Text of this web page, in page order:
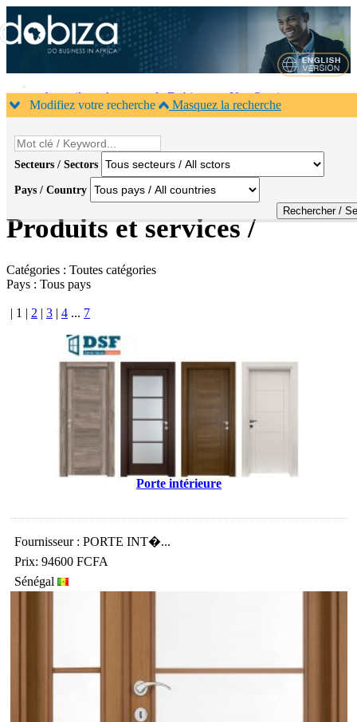
Accueil A propos de Dobiza
Nos Services
Agenda B2B
Contacts
Modifiez votre recherche Masquez la recherche
Secteurs / Sectors
Pays / Country
Produits et services /
Catégories : Toutes catégories
Pays : Tous pays
| 1 | 2 | 3 | 4 ... 7
Porte intérieure
Fournisseur : PORTE INT�...
Prix: 94600 FCFA
Sénégal